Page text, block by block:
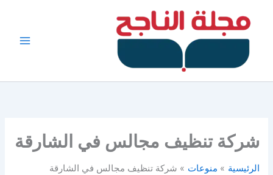
شركة تنظيف مجالس في الشارقة
الرئيسية منوعات شركة تنظيف مجالس في الشارقة